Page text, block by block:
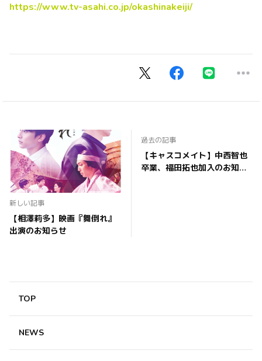
https://www.tv-asahi.co.jp/okashinakeiji/
新しい記事
【相澤莉多】映画『舞倒れ』
出演のお知らせ
過去の記事
【キャスコメイト】中西智也
卒業、福田拓也加入のお知ら
TOP
NEWS